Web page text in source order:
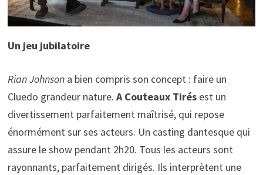
Un jeu jubilatoire
Rian Johnsona bien compris son concept : faire un
Cluedo grandeur nature. A Couteaux Tirésest un
divertissement parfaitement maîtrisé, qui repose
énormément sur ses acteurs. Un casting dantesque qui
assure le show pendant 2h20. Tous les acteurs sont
rayonnants, parfaitement dirigés. Ils interprètent une